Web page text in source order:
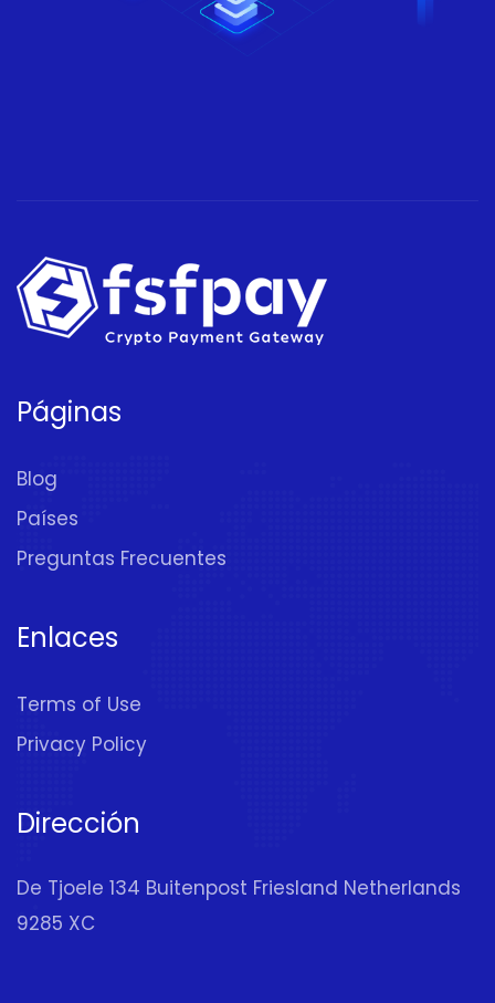
Páginas
Blog
Países
Preguntas Frecuentes
Enlaces
Terms of Use
Privacy Policy
Dirección
De Tjoele 134 Buitenpost Friesland Netherlands
9285 XC